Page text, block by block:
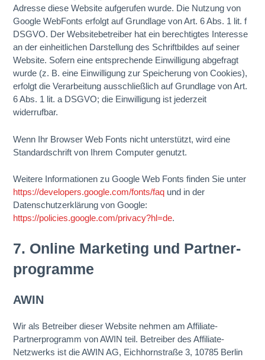
Adresse diese Website aufgerufen wurde. Die Nutzung von
Google WebFonts erfolgt auf Grundlage von Art. 6 Abs. 1 lit. f
DSGVO. Der Websitebetreiber hat ein berechtigtes Interesse
an der einheitlichen Darstellung des Schriftbildes auf seiner
Website. Sofern eine entsprechende Einwilligung abgefragt
wurde (z. B. eine Einwilligung zur Speicherung von Cookies),
erfolgt die Verarbeitung ausschließlich auf Grundlage von Art.
6 Abs. 1 lit. a DSGVO; die Einwilligung ist jederzeit
widerrufbar.
Wenn Ihr Browser Web Fonts nicht unterstützt, wird eine
Standardschrift von Ihrem Computer genutzt.
Weitere Informationen zu Google Web Fonts finden Sie unter
https://developers.google.com/fonts/faq und in der
Datenschutzerklärung von Google:
https://policies.google.com/privacy?hl=de.
7. Online Marketing und Partner­
programme
AWIN
Wir als Betreiber dieser Website nehmen am Affiliate-
Partnerprogramm von AWIN teil. Betreiber des Affiliate-
Netzwerks ist die AWIN AG, Eichhornstraße 3, 10785 Berlin